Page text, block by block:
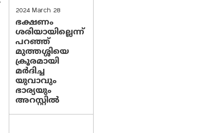
2024 March 28
ഭക്ഷണം
ശരിയായില്ലെന്ന്
പറഞ്ഞ്
മുത്തശ്ശിയെ
ക്രൂരമായി
മര്‍ദിച്ച
യുവാവും
ഭാര്യയും
അറസ്റ്റില്‍